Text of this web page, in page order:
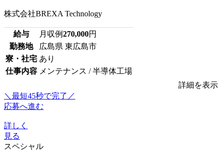
株式会社BREXA Technology
給与 月収例270,000円
勤務地
広島県 東広島市
寮・社宅 あり
仕事内容 メンテナンス / 半導体工場
詳細を表示
＼最短45秒で完了／
応募へ進む
詳しく
見る
スペシャル